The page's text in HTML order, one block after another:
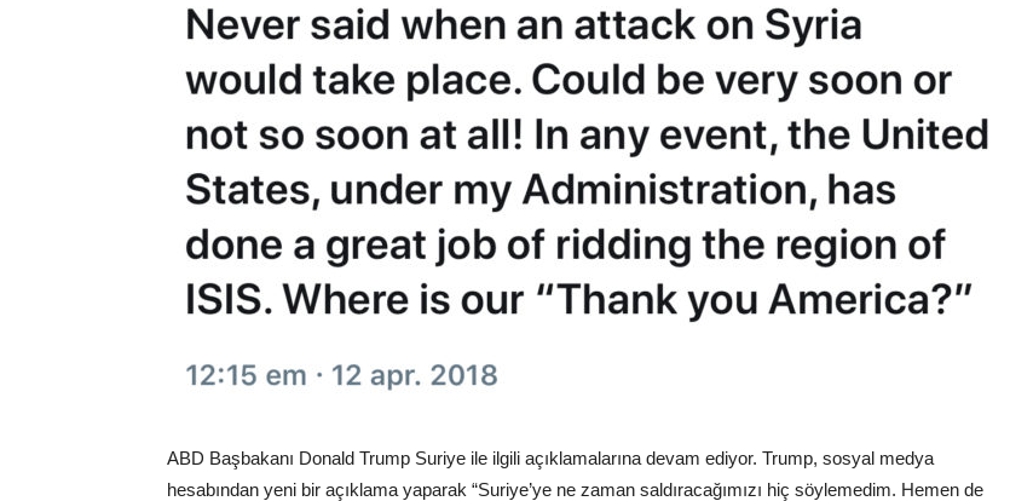
ABD Başbakanı Donald Trump Suriye ile ilgili açıklamalarına devam ediyor. Trump, sosyal medya
hesabından yeni bir açıklama yaparak “Suriye’ye ne zaman saldıracağımızı hiç söylemedim. Hemen de